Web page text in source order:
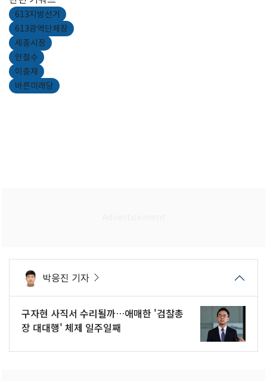
613지방선거
613광역단체장
세종시장
안철수
이충재
바른미래당
박응진 기자
구자현 사직서 수리될까…애매한 '검찰총
장 대대행' 체제 일주일째